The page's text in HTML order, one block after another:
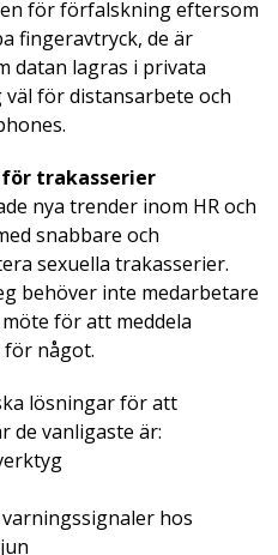
för förfalskning eftersom
fingeravtryck, de är
datan lagras i privata
väl för distansarbete och
trakasserier
nya trender inom HR och
snabbare och
sexuella trakasserier.
behöver inte medarbetare
för att meddela
något.
lösningar för att
de vanligaste är:
hos